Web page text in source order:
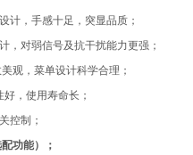
计，手感十足，突显品质；
对弱信号及抗干扰能力更强；
观，菜单设计科学合理；
，使用寿命长；
控制；
功能）；